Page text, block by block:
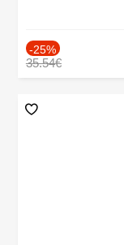
-25%
35.54€